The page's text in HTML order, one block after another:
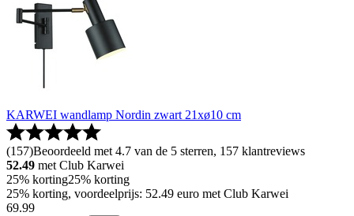
KARWEI wandlamp Nordin zwart 21xø10 cm
(157)Beoordeeld met 4.7 van de 5 sterren, 157 klantreviews
52.49 met Club Karwei
25% korting25% korting
25% korting, voordeelprijs: 52.49 euro met Club Karwei
69.99